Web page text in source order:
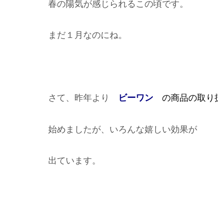
春の陽気が感じられるこの頃です。
まだ１月なのにね。
さて、昨年より ビーワン の商品の取り
始めましたが、いろんな嬉しい効果が
出ています。